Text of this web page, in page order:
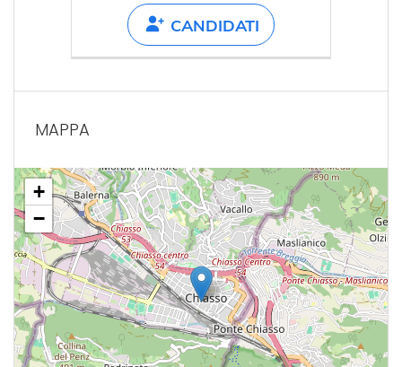
CANDIDATI
MAPPA
+
−